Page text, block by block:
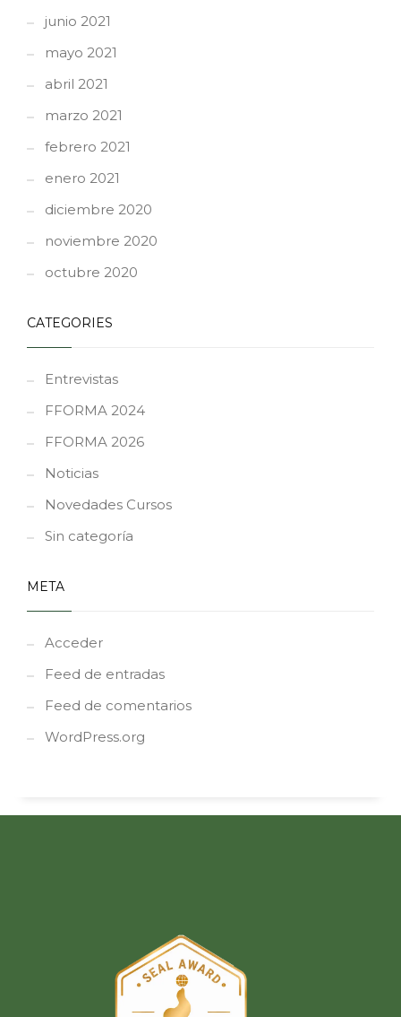
junio 2021
mayo 2021
abril 2021
marzo 2021
febrero 2021
enero 2021
diciembre 2020
noviembre 2020
octubre 2020
CATEGORIES
Entrevistas
FFORMA 2024
FFORMA 2026
Noticias
Novedades Cursos
Sin categoría
META
Acceder
Feed de entradas
Feed de comentarios
WordPress.org